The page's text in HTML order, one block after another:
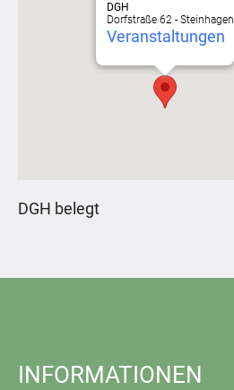
DGH
Dorfstraße 62 - Steinhagen
Veranstaltungen
DGH belegt
INFORMATIONEN